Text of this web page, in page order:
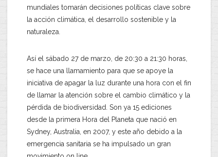
mundiales tomarán decisiones políticas clave sobre
la acción climática, el desarrollo sostenible y la
naturaleza.
Así el sábado 27 de marzo, de 20:30 a 21:30 horas,
se hace una llamamiento para que se apoye la
iniciativa de apagar la luz durante una hora con el fin
de llamar la atención sobre el cambio climático y la
pérdida de biodiversidad. Son ya 15 ediciones
desde la primera Hora del Planeta que nació en
Sydney, Australia, en 2007, y este año debido a la
emergencia sanitaria se ha impulsado un gran